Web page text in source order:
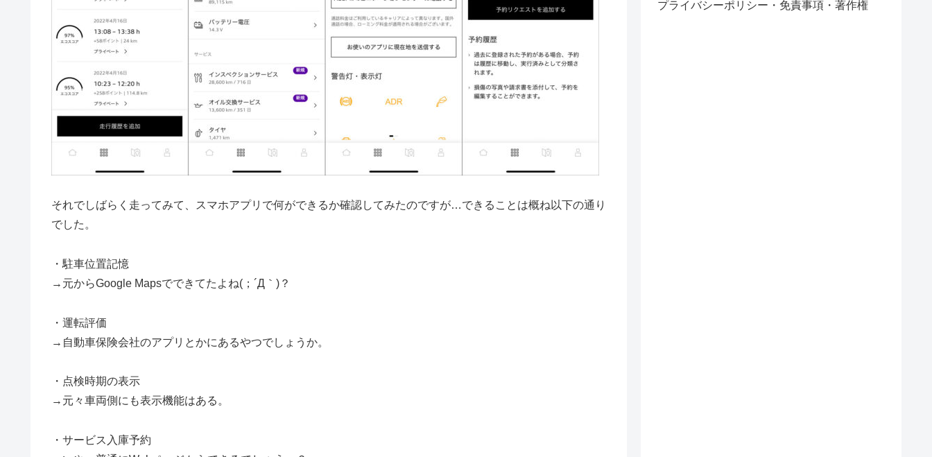
それでしばらく走ってみて、スマホアプリで何ができるか確認してみたのですが…できることは概ね以下の通り
でした。
・駐車位置記憶
→元からGoogle Mapsでできてたよね(；´Д｀)？
・運転評価
→自動車保険会社のアプリとかにあるやつでしょうか。
・点検時期の表示
→元々車両側にも表示機能はある。
・サービス入庫予約
プライバシーポリシー・免責事項・著作権